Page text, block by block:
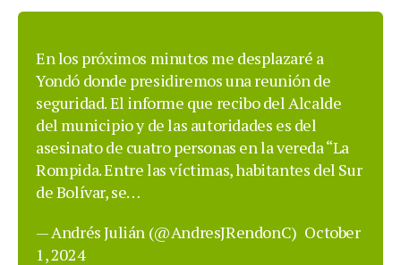
En los próximos minutos me desplazaré a
Yondó donde presidiremos una reunión de
seguridad. El informe que recibo del Alcalde
del municipio y de las autoridades es del
asesinato de cuatro personas en la vereda “La
Rompida. Entre las víctimas, habitantes del Sur
de Bolívar, se…
— Andrés Julián (@AndresJRendonC) October
1, 2024